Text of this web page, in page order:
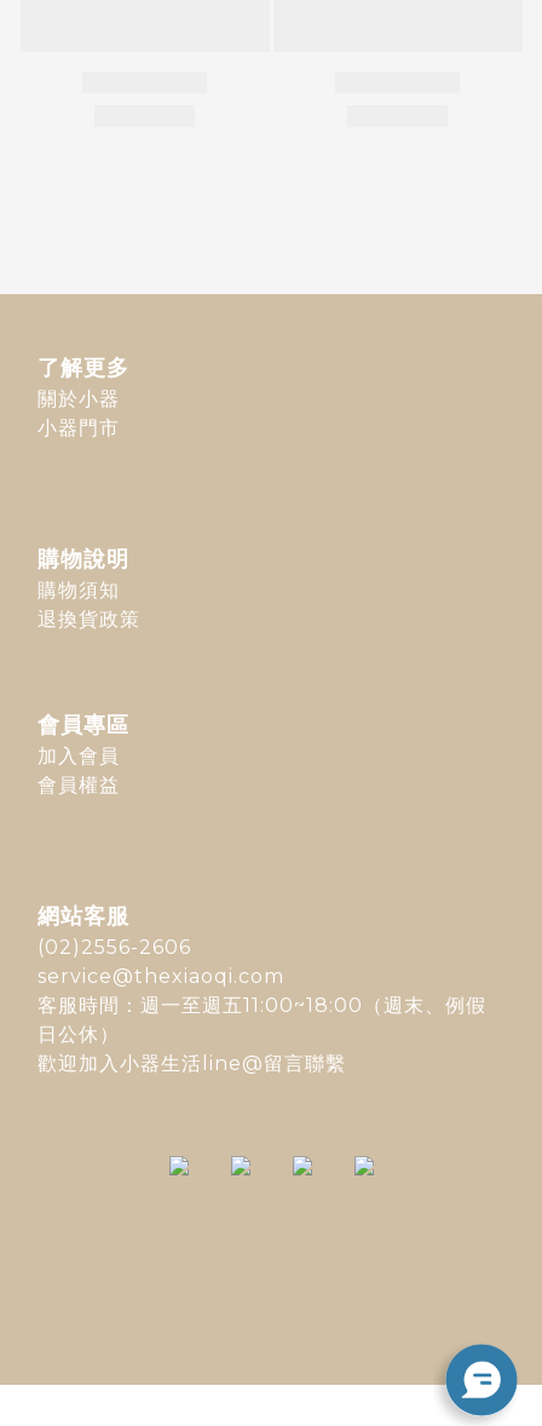
了解更多
關於小器
小器門市
購物說明
購物須知
退換貨政策
會員專區
加入會員
會員權益
網站客服
(02)2556-2606
service@thexiaoqi.com
客服時間：週一至週五11:00~18:00（週末、例假
日公休）
歡迎加入 小器生活line@留言聯繫